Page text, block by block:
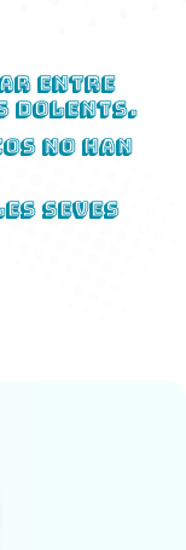
entre
dolents.
no han
seves